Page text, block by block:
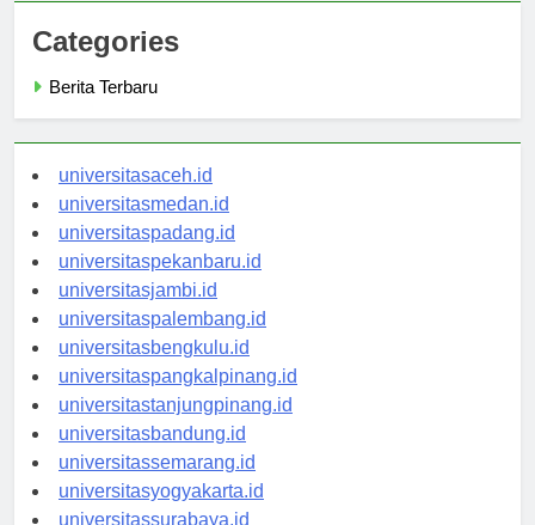
Categories
universitasaceh.id
universitasmedan.id
universitaspadang.id
universitaspekanbaru.id
universitasjambi.id
universitaspalembang.id
universitasbengkulu.id
universitaspangkalpinang.id
universitastanjungpinang.id
universitasbandung.id
universitassemarang.id
universitasyogyakarta.id